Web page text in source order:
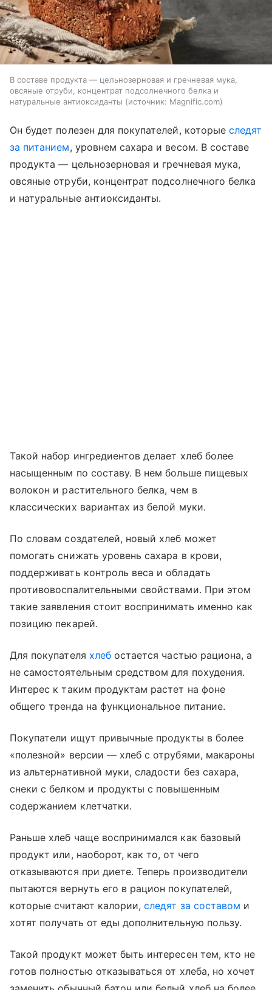
В составе продукта — цельнозерновая и гречневая мука,
овсяные отруби, концентрат подсолнечного белка и
натуральные антиоксиданты
источник: Magnific.com
Он будет полезен для покупателей, которыеследят
за питанием, уровнем сахара и весом. В составе
продукта — цельнозерновая и гречневая мука,
овсяные отруби, концентрат подсолнечного белка
и натуральные антиоксиданты.
Такой набор ингредиентов делает хлеб более
насыщенным по составу. В нем больше пищевых
волокон и растительного белка, чем в
классических вариантах из белой муки.
По словам создателей, новый хлеб может
помогать снижать уровень сахара в крови,
поддерживать контроль веса и обладать
противовоспалительными свойствами. При этом
такие заявления стоит воспринимать именно как
позицию пекарей.
Для покупателя хлебостается частью рациона, а
не самостоятельным средством для похудения.
Интерес к таким продуктам растет на фоне
общего тренда на функциональное питание.
Покупатели ищут привычные продукты в более
«полезной» версии — хлеб с отрубями, макароны
из альтернативной муки, сладости без сахара,
снеки с белком и продукты с повышенным
содержанием клетчатки.
Раньше хлеб чаще воспринимался как базовый
продукт или, наоборот, как то, от чего
отказываются при диете. Теперь производители
пытаются вернуть его в рацион покупателей,
которые считают калории,следят за составом и
хотят получать от еды дополнительную пользу.
Такой продукт может быть интересен тем, кто не
готов полностью отказываться от хлеба, но хочет